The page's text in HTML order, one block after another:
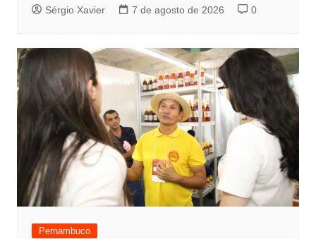
Sérgio Xavier 7 de agosto de 2026 0
Pernambuco